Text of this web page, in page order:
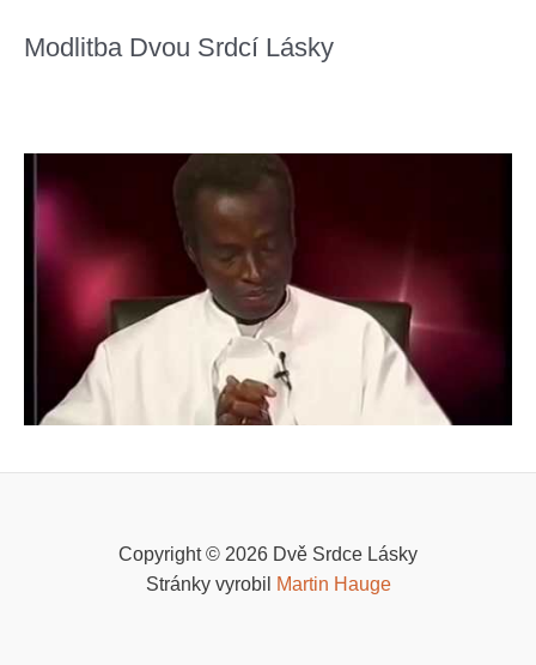
Modlitba Dvou Srdcí Lásky
Copyright © 2026 Dvě Srdce Lásky
Stránky vyrobil
Martin Hauge